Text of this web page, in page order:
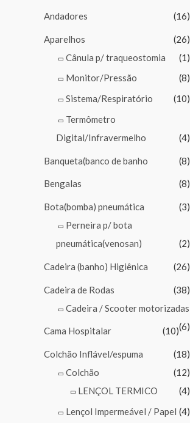
Andadores (16)
Aparelhos
(26)
Cânula p/ traqueostomia
(1)
Monitor/Pressão
(8)
Sistema/Respiratório
(10)
Termômetro
Digital/Infravermelho
(4)
Banqueta(banco de banho (8)
Bengalas (8)
Bota(bomba) pneumática
(3)
Perneira p/ bota
pneumática(venosan)
(2)
Cadeira (banho) Higiênica (26)
Cadeira de Rodas
(38)
Cadeira / Scooter motorizadas
(6)
Cama Hospitalar (10)
Colchão Inflável/espuma
(18)
Colchão
(12)
LENÇOL TERMICO
(4)
Lençol Impermeável / Papel (4)